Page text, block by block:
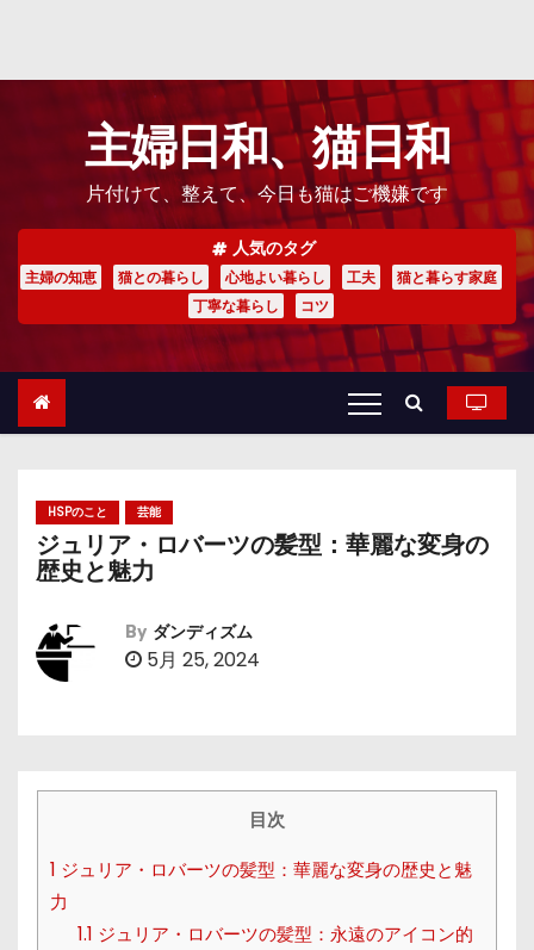
主婦日和、猫日和
片付けて、整えて、今日も猫はご機嫌です
人気のタグ
主婦の知恵 猫との暮らし 心地よい暮らし 工夫
猫と暮らす家庭
丁寧な暮らし
コツ
HSPのこと 芸能
ジュリア・ロバーツの髪型：華麗な変身の
歴史と魅力
By ダンディズム
5月 25, 2024
目次
1 ジュリア・ロバーツの髪型：華麗な変身の歴史と魅
力
1.1 ジュリア・ロバーツの髪型：永遠のアイコン的